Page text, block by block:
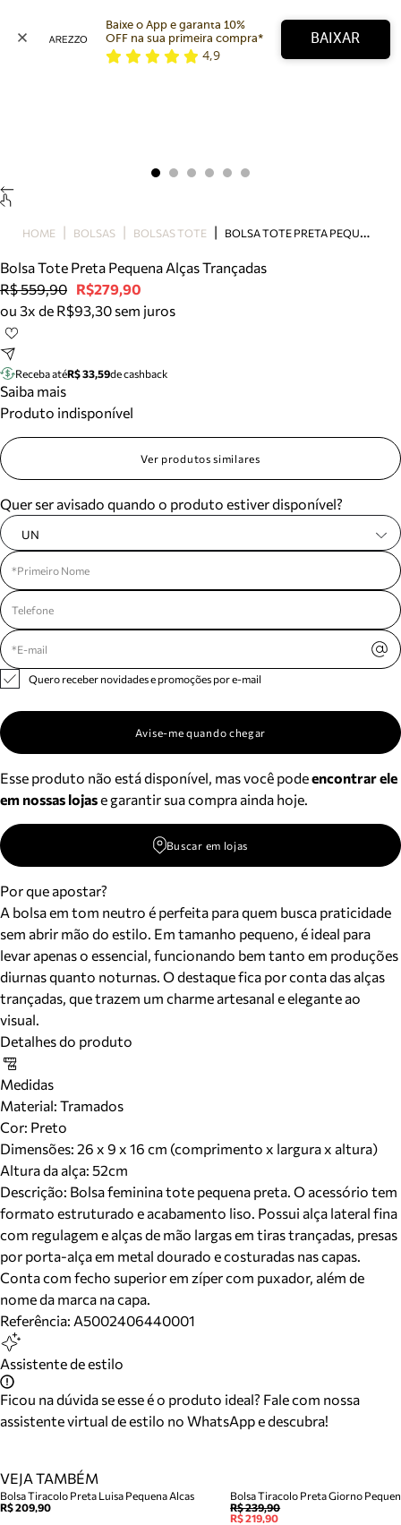
Bolsa
Tamanco
Tênis
Mule
Tire dúvidas sobre pedidos, devoluções e mais.
Meus pedidos
Acompanhe seus pedidos e solicite devoluções.
Baixe o App e garanta 10%
OFF na sua primeira compra*
4,9
BAIXAR
HOME BOLSAS BOLSAS TOTE B
OLSA TOTE PRETA PEQUENA ALÇAS TRANÇADAS
Bolsa Tote Preta Pequena Alças Trançadas
R$ 559,90 R$279,90
ou 3x de R$93,30 sem juros
Receba atéR$ 33,59de cashback
Saiba mais
Produto indisponível
Ver produtos similares
Quer ser avisado quando o produto estiver disponível?
UN
Quero receber novidades e promoções por e-mail
Avise-me quando chegar
Esse produto não está disponível, mas você podeencontrar ele
em nossas lojase garantir sua compra ainda hoje.
Buscar em lojas
Por que apostar?
A bolsa em tom neutro é perfeita para quem busca praticidade
sem abrir mão do estilo. Em tamanho pequeno, é ideal para
levar apenas o essencial, funcionando bem tanto em produções
diurnas quanto noturnas. O destaque fica por conta das alças
trançadas, que trazem um charme artesanal e elegante ao
visual.
Detalhes do produto
Medidas
Material: Tramados
Cor: Preto
Dimensões: 26 x 9 x 16 cm (comprimento x largura x altura)
Altura da alça: 52cm
Descrição: Bolsa feminina tote pequena preta. O acessório tem
formato estruturado e acabamento liso. Possui alça lateral fina
com regulagem e alças de mão largas em tiras trançadas, presas
por porta-alça em metal dourado e costuradas nas capas.
Conta com fecho superior em zíper com puxador, além de
nome da marca na capa.
Referência: A5002406440001
Assistente de estilo
Ficou na dúvida se esse é o produto ideal? Fale com nossa
assistente virtual de estilo no WhatsApp e descubra!
VEJA TAMBÉM
Bolsa Tiracolo Preta Luisa Pequena Alcas
R$ 209,90
Bolsa Tiracolo Preta Giorno
R$ 239,90
R$ 219,90